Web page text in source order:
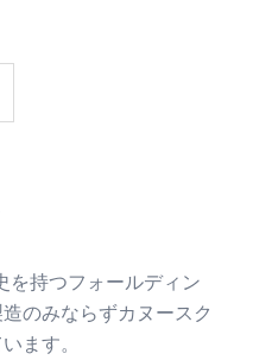
を持つフォールディン
のみならずカヌースク
ます。